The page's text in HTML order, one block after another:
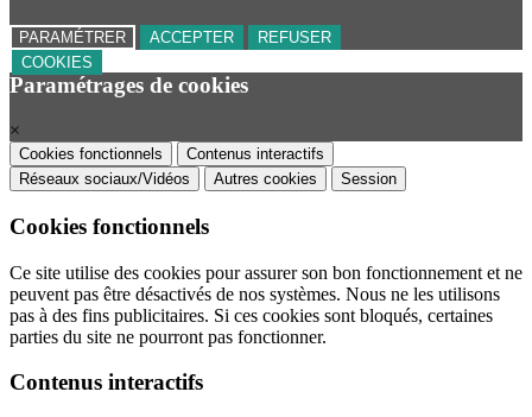
PARAMÉTRER ACCEPTER
REFUSER
COOKIES
Paramétrages de cookies
×
Cookies fonctionnels
Contenus interactifs
Réseaux sociaux/Vidéos
Autres cookies Session
Cookies fonctionnels
Ce site utilise des cookies pour assurer son bon fonctionnement et ne
peuvent pas être désactivés de nos systèmes. Nous ne les utilisons
pas à des fins publicitaires. Si ces cookies sont bloqués, certaines
parties du site ne pourront pas fonctionner.
Contenus interactifs